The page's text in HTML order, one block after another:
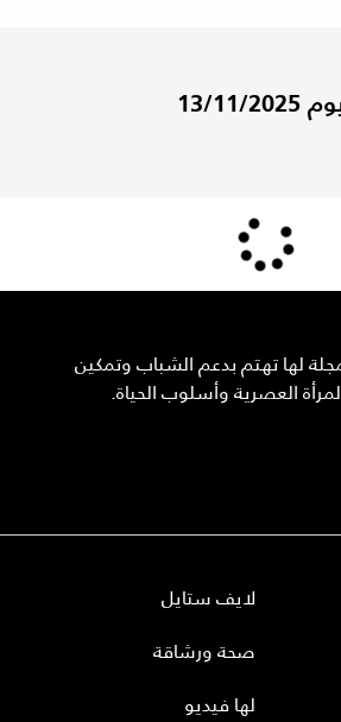
لها تهتم بدعم الشباب وتمكين
العصرية وأسلوب الحياة.
لايف ستايل
صحة ورشاقة
لها فيديو